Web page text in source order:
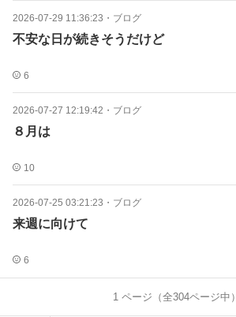
2026-07-29 11:36:23 ・ ブログ
不安な日が続きそうだけど
6
2026-07-27 12:19:42 ・ ブログ
８月は
10
2026-07-25 03:21:23 ・ ブログ
来週に向けて
6
1 ページ（全304ページ中）